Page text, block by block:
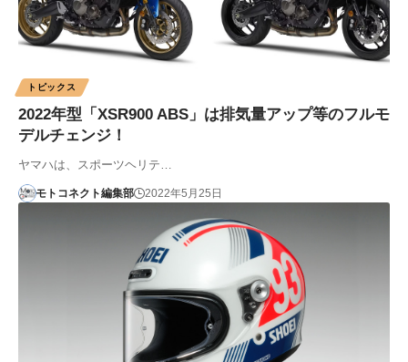
トピックス
2022年型「XSR900 ABS」は排気量アップ等のフルモ
デルチェンジ！
ヤマハは、スポーツヘリテ…
モトコネクト編集部 2022年5月25日